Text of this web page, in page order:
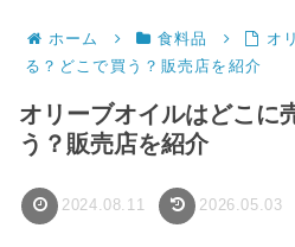
ホーム 食料品
オ
る？どこで買う？販売店を紹介
オリーブオイルはどこに
う？販売店を紹介
2024.08.11 2026.05.03